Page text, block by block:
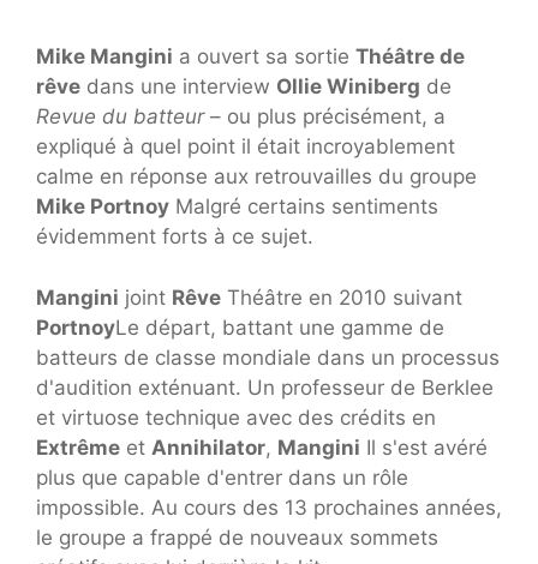
Mike Mangini a ouvert sa sortie Théâtre de
rêve dans une interview Ollie Winiberg de
Revue du batteur– ou plus précisément, a
expliqué à quel point il était incroyablement
calme en réponse aux retrouvailles du groupe
Mike Portnoy Malgré certains sentiments
évidemment forts à ce sujet.
Mangini joint Rêve Théâtre en 2010 suivant
PortnoyLe départ, battant une gamme de
batteurs de classe mondiale dans un processus
d'audition exténuant. Un professeur de Berklee
et virtuose technique avec des crédits en
Extrême et Annihilator, Mangini Il s'est avéré
plus que capable d'entrer dans un rôle
impossible. Au cours des 13 prochaines années,
le groupe a frappé de nouveaux sommets